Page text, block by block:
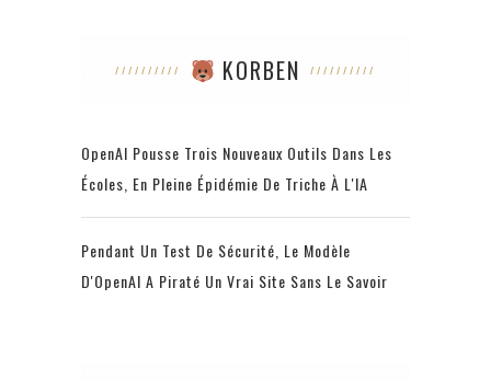
KORBEN
OpenAI Pousse Trois Nouveaux Outils Dans Les
Écoles, En Pleine Épidémie De Triche À L'IA
Pendant Un Test De Sécurité, Le Modèle
D'OpenAI A Piraté Un Vrai Site Sans Le Savoir